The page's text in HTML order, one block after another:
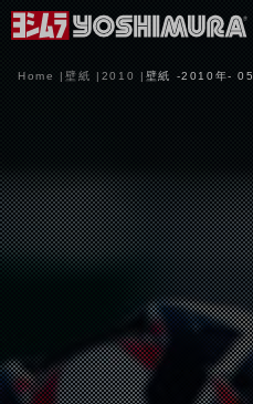
Home 壁紙 2010 壁紙 -2010年- 05